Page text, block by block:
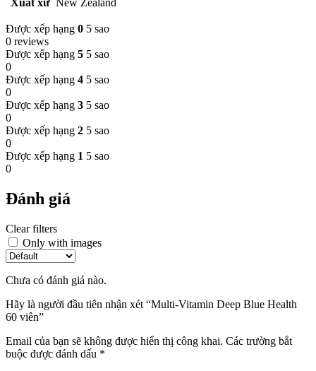
Xuất xứ New Zealand
Được xếp hạng 0 5 sao
0 reviews
Được xếp hạng 5 5 sao
0
Được xếp hạng 4 5 sao
0
Được xếp hạng 3 5 sao
0
Được xếp hạng 2 5 sao
0
Được xếp hạng 1 5 sao
0
Đánh giá
Clear filters
Only with images
Chưa có đánh giá nào.
Hãy là người đầu tiên nhận xét “Multi-Vitamin Deep Blue Health
60 viên”
Email của bạn sẽ không được hiển thị công khai. Các trường bắt
buộc được đánh dấu *